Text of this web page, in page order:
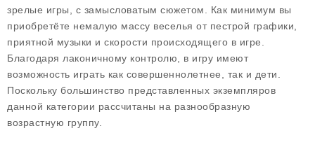
зрелые игры, с замысловатым сюжетом. Как минимум вы
приобретёте немалую массу веселья от пестрой графики,
приятной музыки и скорости происходящего в игре.
Благодаря лаконичному контролю, в игру имеют
возможность играть как совершеннолетнее, так и дети.
Поскольку большинство представленных экземпляров
данной категории рассчитаны на разнообразную
возрастную группу.